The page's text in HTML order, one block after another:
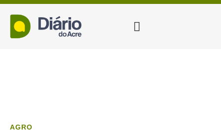
AGRO